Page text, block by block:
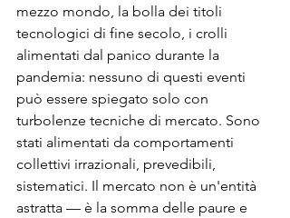
mezzo mondo, la bolla dei titoli
tecnologici di fine secolo, i crolli
alimentati dal panico durante la
pandemia: nessuno di questi eventi
può essere spiegato solo con
turbolenze tecniche di mercato. Sono
stati alimentati da comportamenti
collettivi irrazionali, prevedibili,
sistematici. Il mercato non è un'entità
astratta — è la somma delle paure e